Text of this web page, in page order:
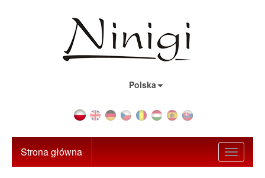
Polska
Toggle
Strona główna